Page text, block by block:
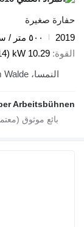
حفارة صغيرة
2019
٥٠٠ متر / ساعة
القوة 10.29 kW (14 حصان)
النمسا، Sankt Georgen am Walde
Arbeitsbühnen